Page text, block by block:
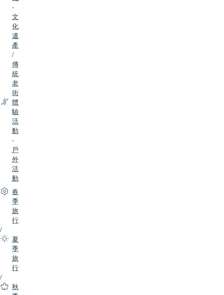
-
文
化
遺
產
/
傳
統
老
街
體
驗
活
動
-
戶
外
活
動
春
季
旅
行
/
夏
季
旅
行
/
秋